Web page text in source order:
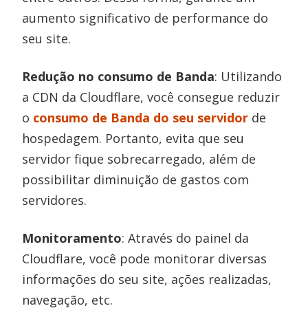
aumento significativo de performance do
seu site.
Redução no consumo de Banda: Utilizando
a CDN da Cloudflare, você consegue reduzir
o consumo de Banda do seu servidor de
hospedagem. Portanto, evita que seu
servidor fique sobrecarregado, além de
possibilitar diminuição de gastos com
servidores.
Monitoramento: Através do painel da
Cloudflare, você pode monitorar diversas
informações do seu site, ações realizadas,
navegação, etc.